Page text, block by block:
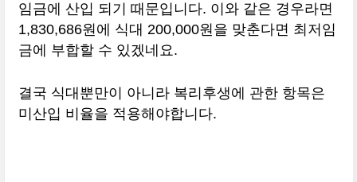
임금에 산입 되기 때문입니다. 이와 같은 경우라면
1,830,686원에 식대 200,000원을 맞춘다면 최저임
금에 부합할 수 있겠네요.
결국 식대뿐만이 아니라 복리후생에 관한 항목은
미산입 비율을 적용해야합니다.